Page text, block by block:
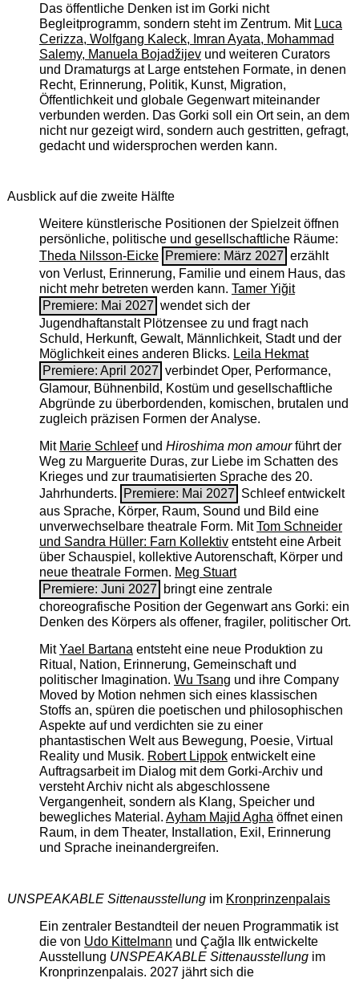
Das öffentliche Denken ist im Gorki nicht
Begleitprogramm, sondern steht im Zentrum. Mit Luca
Cerizza, Wolfgang Kaleck, Imran Ayata, Mohammad
Salemy, Manuela Bojadžijevund weiteren Curators
und Dramaturgs at Large entstehen Formate, in denen
Recht, Erinnerung, Politik, Kunst, Migration,
Öffentlichkeit und globale Gegenwart miteinander
verbunden werden. Das Gorki soll ein Ort sein, an dem
nicht nur gezeigt wird, sondern auch gestritten, gefragt,
gedacht und widersprochen werden kann.
Ausblick auf die zweite Hälfte
Weitere künstlerische Positionen der Spielzeit öffnen
persönliche, politische und gesellschaftliche Räume:
Theda Nilsson-Eicke Premiere: März 2027 erzählt
von Verlust, Erinnerung, Familie und einem Haus, das
nicht mehr betreten werden kann. Tamer Yiğit
Premiere: Mai 2027 wendet sich der
Jugendhaftanstalt Plötzensee zu und fragt nach
Schuld, Herkunft, Gewalt, Männlichkeit, Stadt und der
Möglichkeit eines anderen Blicks. Leila Hekmat
Premiere: April 2027 verbindet Oper, Performance,
Glamour, Bühnenbild, Kostüm und gesellschaftliche
Abgründe zu überbordenden, komischen, brutalen und
zugleich präzisen Formen der Analyse.
Mit Marie Schleefund Hiroshima mon amourführt der
Weg zu Marguerite Duras, zur Liebe im Schatten des
Krieges und zur traumatisierten Sprache des 20.
Jahrhunderts.
Premiere: Mai 2027 Schleef entwickelt
aus Sprache, Körper, Raum, Sound und Bild eine
unverwechselbare theatrale Form. MitTom Schneider
und Sandra Hüller: Farn Kollektiventsteht eine Arbeit
über Schauspiel, kollektive Autorenschaft, Körper und
neue theatrale Formen. Meg Stuart
Premiere: Juni 2027
bringt eine zentrale
choreografische Position der Gegenwart ans Gorki: ein
Denken des Körpers als offener, fragiler, politischer Ort.
MitYael Bartanaentsteht eine neue Produktion zu
Ritual, Nation, Erinnerung, Gemeinschaft und
politischer Imagination. Wu Tsang und ihre Company
Moved by Motion nehmen sich eines klassischen
Stoffs an, spüren die poetischen und philosophischen
Aspekte auf und verdichten sie zu einer
phantastischen Welt aus Bewegung, Poesie, Virtual
Reality und Musik. Robert Lippokentwickelt eine
Auftragsarbeit im Dialog mit dem Gorki-Archiv und
versteht Archiv nicht als abgeschlossene
Vergangenheit, sondern als Klang, Speicher und
bewegliches Material. Ayham Majid Aghaöffnet einen
Raum, in dem Theater, Installation, Exil, Erinnerung
und Sprache ineinandergreifen.
UNSPEAKABLE Sittenausstellungim Kronprinzenpalais
Ein zentraler Bestandteil der neuen Programmatik ist
die von Udo Kittelmann und Çağla Ilk entwickelte
Ausstellung UNSPEAKABLE Sittenausstellungim
Kronprinzenpalais. 2027 jährt sich die